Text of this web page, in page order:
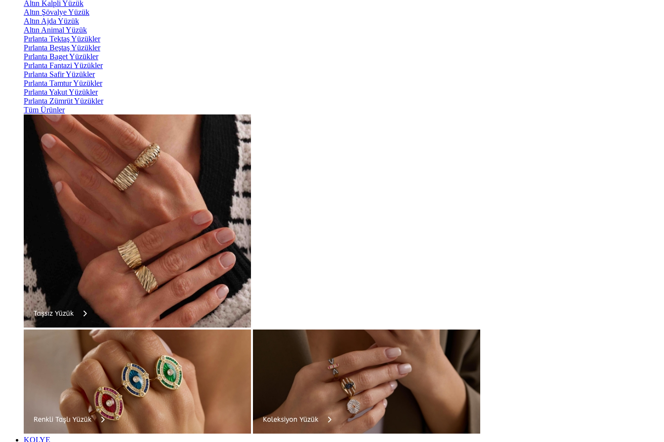
Altın Kalpli Yüzük
Altın Şövalye Yüzük
Altın Ajda Yüzük
Altın Animal Yüzük
Pırlanta Tektaş Yüzükler
Pırlanta Beştaş Yüzükler
Pırlanta Baget Yüzükler
Pırlanta Fantazi Yüzükler
Pırlanta Safir Yüzükler
Pırlanta Tamtur Yüzükler
Pırlanta Yakut Yüzükler
Pırlanta Zümrüt Yüzükler
Tüm Ürünler
KOLYE